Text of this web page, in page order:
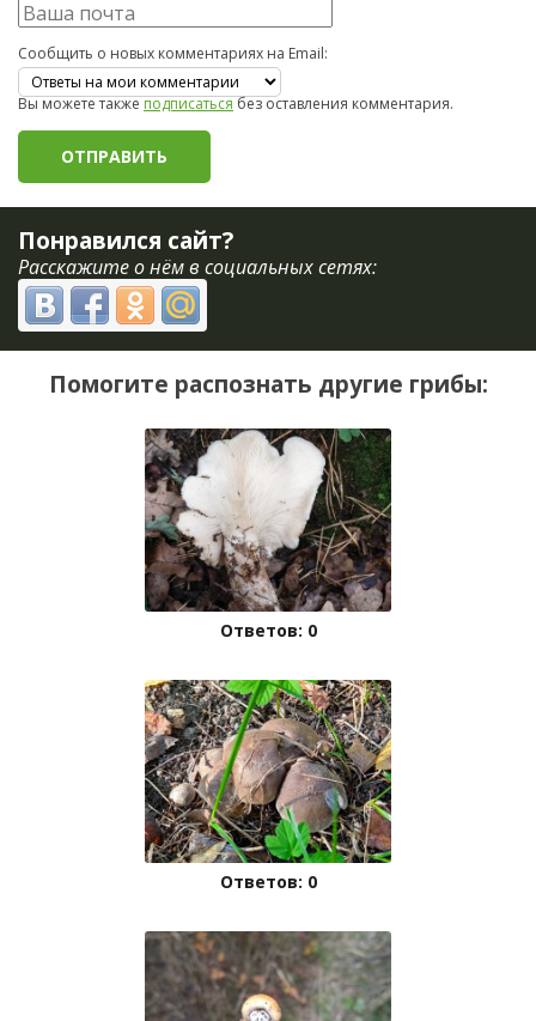
Сообщить о новых комментариях на Email:
Вы можете такжеподписатьсябез оставления комментария.
Понравился сайт?
Расскажите о нём в социальных сетях:
Помогите распознать другие грибы:
Ответов: 0
Ответов: 0